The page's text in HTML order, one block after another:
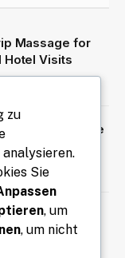
Massage for
Hotel Visits
Fahrzeuge
abmelden
and
Learning,
zu
Sie
, um
, um nicht